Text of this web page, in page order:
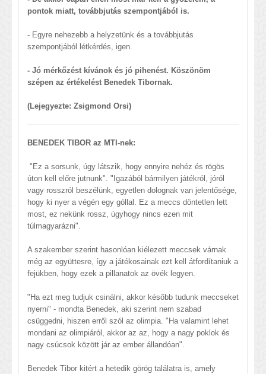
pontok miatt, továbbjutás szempontjából is.
- Egyre nehezebb a helyzetünk és a továbbjutás
szempontjából létkérdés, igen.
- Jó mérkőzést kívánok és jó pihenést. Köszönöm
szépen az értékelést Benedek Tibornak.
(Lejegyezte: Zsigmond Orsi)
BENEDEK TIBOR az MTI-nek:
"Ez a sorsunk, úgy látszik, hogy ennyire nehéz és rögös
úton kell előre jutnunk". "Igazából bármilyen játékról, jóról
vagy rosszról beszélünk, egyetlen dolognak van jelentősége,
hogy ki nyer a végén egy góllal. Ez a meccs döntetlen lett
most, ez nekünk rossz, úgyhogy nincs ezen mit
túlmagyarázni".
A szakember szerint hasonlóan kiélezett meccsek várnak
még az együttesre, így a játékosainak ezt kell átfordítaniuk a
fejükben, hogy ezek a pillanatok az övék legyen.
"Ha ezt meg tudjuk csinálni, akkor később tudunk meccseket
nyerni" - mondta Benedek, aki szerint nem szabad
csüggedni, hiszen erről szól az olimpia. "Ha valamint lehet
mondani az olimpiáról, akkor az az, hogy a nagy poklok és
nagy csúcsok között jár az ember állandóan".
Benedek Tibor kitért a hetedik görög találatra is, amely